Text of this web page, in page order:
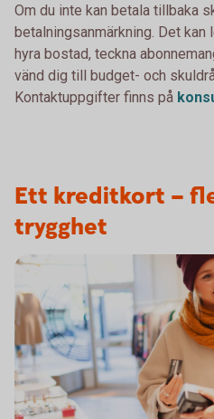
Om du inte kan betala tillbaka
betalningsanmärkning. Det
hyra bostad, teckna
vänd dig till budget- och
Kontaktuppgifter finns på
Ett kreditkort –
trygghet